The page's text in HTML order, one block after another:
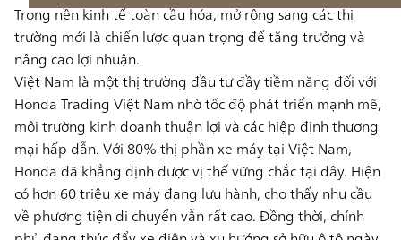
Trong nền kinh tế toàn cầu hóa, mở rộng sang các thị
trường mới là chiến lược quan trọng để tăng trưởng và
nâng cao lợi nhuận.
Việt Nam là mộtthị trường đầu tư đầy tiềm năng đối với
Honda Trading Việt Nam nhờ tốc độ phát triển mạnh mẽ,
môi trường kinh doanh thuận lợi và các hiệp định thương
mại hấp dẫn. Với 80% thị phần xe máytại Việt Nam,
Honda đã khẳng định được vị thế vững chắc tại đây. Hiện
có hơn60 triệu xe máyđang lưu hành, cho thấy nhu cầu
về phương tiện di chuyển vẫn rất cao. Đồng thời, chính